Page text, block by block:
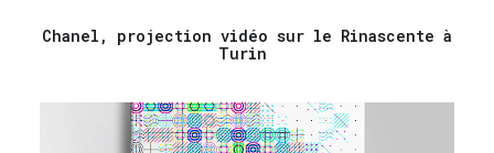
Chanel, projection vidéo sur le Rinascente à
Turin